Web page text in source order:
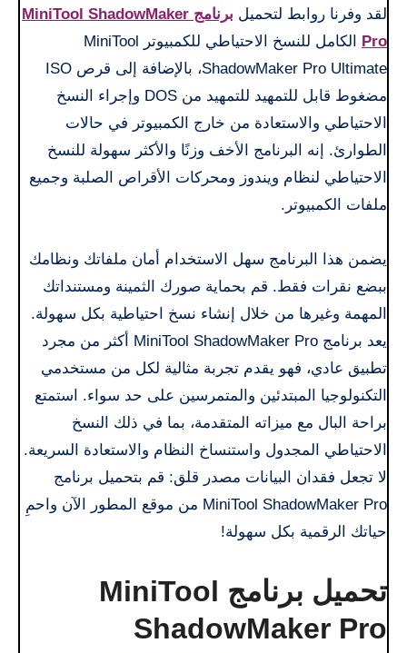
لقد وفرنا روابط لتحميل
برنامج MiniTool ShadowMaker
Pro
الكامل للنسخ الاحتياطي للكمبيوتر MiniTool
ShadowMaker Pro Ultimate، بالإضافة إلى قرص ISO
مضغوط قابل للتمهيد للتمهيد من DOS وإجراء النسخ
الاحتياطي والاستعادة من خارج الكمبيوتر في حالات
الطوارئ. إنه البرنامج الأخف وزنًا والأكثر سهولة للنسخ
الاحتياطي لنظام ويندوز ومحركات الأقراص الصلبة وجميع
ملفات الكمبيوتر.
يضمن هذا البرنامج سهل الاستخدام أمان ملفاتك ونظامك
ببضع نقرات فقط. قم بحماية صورك الثمينة ومستنداتك
المهمة وغيرها من خلال إنشاء نسخ احتياطية بكل سهولة.
يعد برنامج MiniTool ShadowMaker Pro أكثر من مجرد
تطبيق عادي، فهو يقدم تجربة مثالية لكل من مستخدمي
التكنولوجيا المبتدئين والمتمرسين على حد سواء. استمتع
براحة البال مع ميزاته المتقدمة، بما في ذلك النسخ
الاحتياطي المجدول واستنساخ النظام والاستعادة السريعة.
لا تجعل فقدان البيانات مصدر قلق: قم بتحميل برنامج
MiniTool ShadowMaker Pro من موقع المطور الآن واحمِ
حياتك الرقمية بكل سهولة!
تحميل برنامج MiniTool
ShadowMaker Pro